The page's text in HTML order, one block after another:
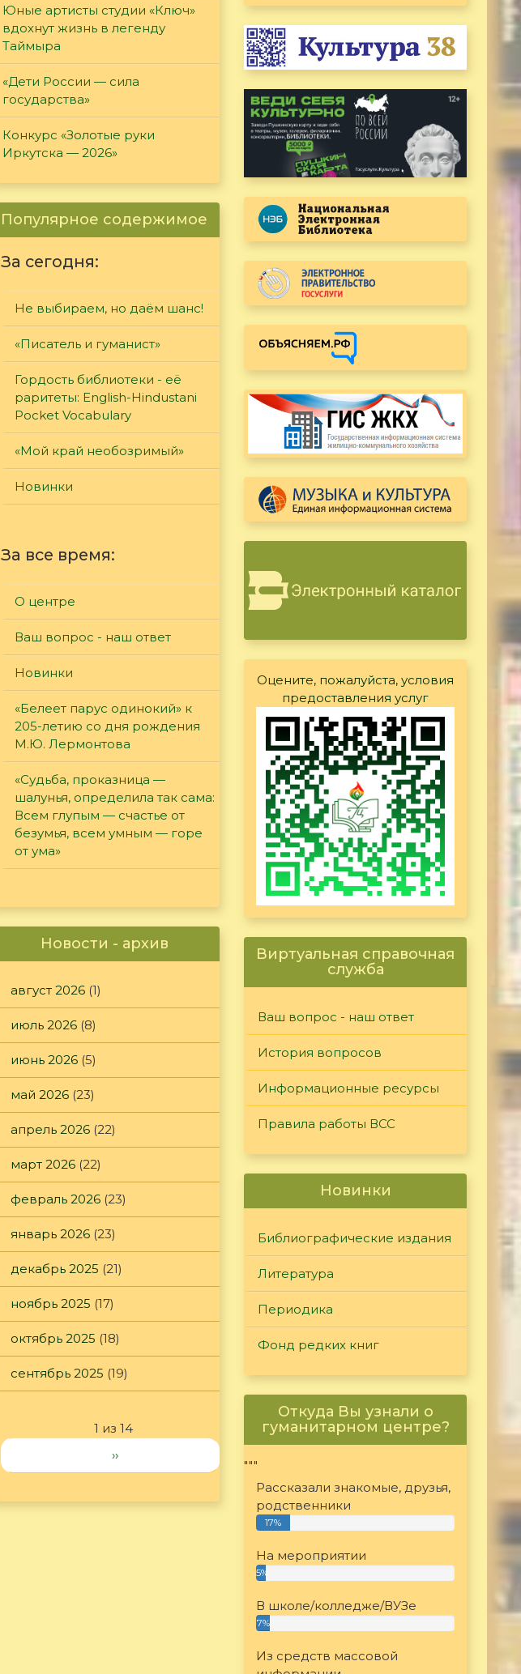
Юные артисты студии «Ключ»
вдохнут жизнь в легенду
Таймыра
«Дети России — сила
государства»
Конкурс «Золотые руки
Иркутска — 2026»
Популярное содержимое
За сегодня:
Не выбираем, но даём шанс!
«Писатель и гуманист»
Гордость библиотеки - её
раритеты: English-Hindustani
Pocket Vocabulary
«Мой край необозримый»
Новинки
За все время:
О центре
Ваш вопрос - наш ответ
Новинки
«Белеет парус одинокий» к
205-летию со дня рождения
М.Ю. Лермонтова
«Судьба, проказница —
шалунья, определила так сама:
Всем глупым — счастье от
безумья, всем умным — горе
от ума»
Новости - архив
август 2026 (1)
июль 2026 (8)
июнь 2026 (5)
май 2026 (23)
апрель 2026 (22)
март 2026 (22)
февраль 2026 (23)
январь 2026 (23)
декабрь 2025 (21)
ноябрь 2025 (17)
октябрь 2025 (18)
сентябрь 2025 (19)
1 из 14
››
Оцените, пожалуйста, условия
предоставления услуг
Виртуальная справочная
служба
Ваш вопрос - наш ответ
История вопросов
Информационные ресурсы
Правила работы ВСС
Новинки
Библиографические издания
Литература
Периодика
Фонд редких книг
Откуда Вы узнали о
гуманитарном центре?
"""
Рассказали знакомые, друзья,
родственники
17%
На мероприятии
5%
В школе/колледже/ВУЗе
7%
Из средств массовой